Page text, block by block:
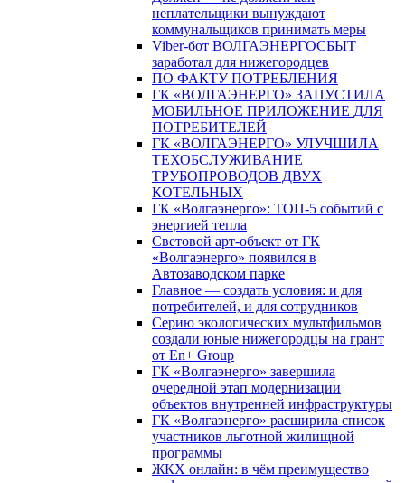
неплательщики вынуждают
коммунальщиков принимать меры
Viber-бот ВОЛГАЭНЕРГОСБЫТ
заработал для нижегородцев
ПО ФАКТУ ПОТРЕБЛЕНИЯ
ГК «ВОЛГАЭНЕРГО» ЗАПУСТИЛА
МОБИЛЬНОЕ ПРИЛОЖЕНИЕ ДЛЯ
ПОТРЕБИТЕЛЕЙ
ГК «ВОЛГАЭНЕРГО» УЛУЧШИЛА
ТЕХОБСЛУЖИВАНИЕ
ТРУБОПРОВОДОВ ДВУХ
КОТЕЛЬНЫХ
ГК «Волгаэнерго»: ТОП-5 событий с
энергией тепла
Световой арт-объект от ГК
«Волгаэнерго» появился в
Автозаводском парке
Главное — создать условия: и для
потребителей, и для сотрудников
Серию экологических мультфильмов
создали юные нижегородцы на грант
от En+ Group
ГК «Волгаэнерго» завершила
очередной этап модернизации
объектов внутренней инфраструктуры
ГК «Волгаэнерго» расширила список
участников льготной жилищной
программы
ЖКХ онлайн: в чём преимущество